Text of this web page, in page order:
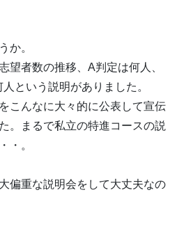
か。
望者数の推移、A判定は何人、
という説明がありました。
こんなに大々的に公表して宣伝
。まるで私立の特進コースの説
・。
偏重な説明会をして大丈夫なの